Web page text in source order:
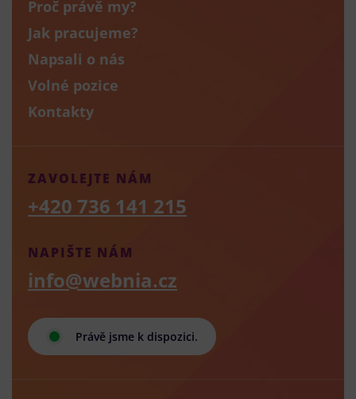
Proč právě my?
Jak pracujeme?
Napsali o nás
Volné pozice
Kontakty
Právě jsme k dispozici.
NAPIŠTE NÁM
info@webnia.cz
ZAVOLEJTE NÁM
+420 736 141 215